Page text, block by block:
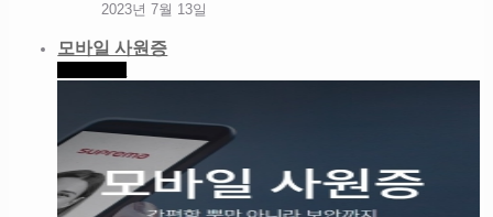
2023년 7월 13일
모바일 사원증